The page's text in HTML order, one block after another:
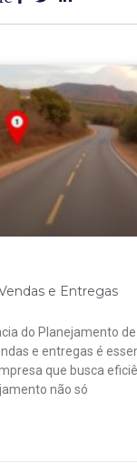
e Entregas
do Planejamento
e entregas é
que busca
não só